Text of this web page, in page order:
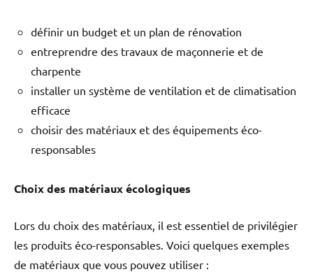
définir un budget et un plan de rénovation
entreprendre des travaux de maçonnerie et de
charpente
installer un système de ventilation et de climatisation
efficace
choisir des matériaux et des équipements éco-
responsables
Choix des matériaux écologiques
Lors du choix des matériaux, il est essentiel de privilégier
les produits éco-responsables. Voici quelques exemples
de matériaux que vous pouvez utiliser :